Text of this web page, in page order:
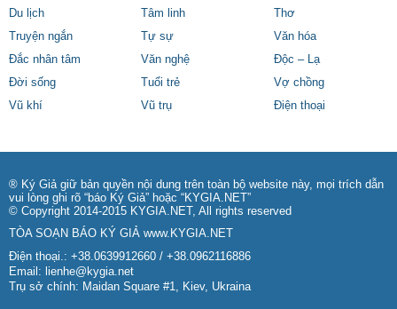
Du lịch
Tâm linh
Thơ
Truyện ngắn
Tự sự
Văn hóa
Đắc nhân tâm
Văn nghệ
Độc – Lạ
Đời sống
Tuổi trẻ
Vợ chồng
Vũ khí
Vũ trụ Điện thoại
® Ký Giả giữ bản quyền nội dung trên toàn bộ website này, mọi trích dẫn
vui lòng ghi rõ “báo Ký Giả” hoặc “KYGIA.NET”
© Copyright 2014-2015 KYGIA.NET, All rights reserved
TÒA SOẠN BÁO KÝ GIẢ www.KYGIA.NET
Điện thoại.: +38.0639912660 / +38.0962116886
Email: lienhe@kygia.net
Trụ sở chính: Maidan Square #1, Kiev, Ukraina